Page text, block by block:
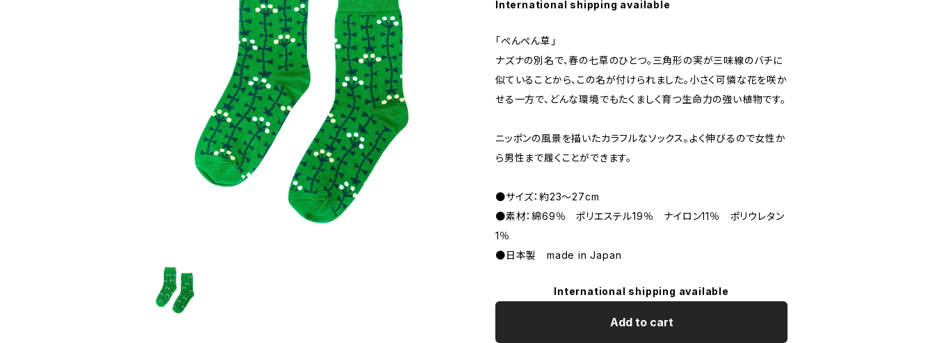
International shipping available
「ぺんぺん草」
ナズナの別名で、春の七草のひとつ。三角形の実が三味線のバチに
似ていることから、この名が付けられました。小さく可憐な花を咲か
せる一方で、どんな環境でもたくましく育つ生命力の強い植物です。
ニッポンの風景を描いたカラフルなソックス。よく伸びるので女性か
ら男性まで履くことができます。
●サイズ：約23～27cm
●素材：綿69％ ポリエステル19％ ナイロン11％ ポリウレタン
1％
●日本製 made in Japan
International shipping available
Add to cart